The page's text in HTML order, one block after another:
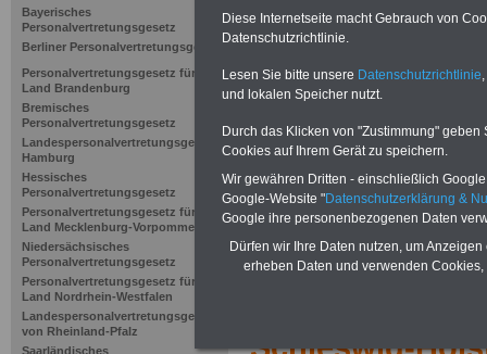
Bayerisches
Personalvertretungsgesetz
Berliner Personalvertretungsgesetz
Personalvertretungsgesetz für das
Land Brandenburg
Bremisches
Personalvertretungsgesetz
Landespersonalvertretungsgesetz
Hamburg
Hessisches
Personalvertretungsgesetz
Personalvertretungsgesetz für das
Land Mecklenburg-Vorpommern
Niedersächsisches
Personalvertretungsgesetz
Personalvertretungsgesetz für das
Land Nordrhein-Westfalen
Landespersonalvertretungsgesetz
von Rheinland-Pfalz
Saarländisches
Zur Übersicht
Diese Internetseite macht Gebrauch von
Datenschutzrichtlinie.
Lesen Sie bitte unsere Datenschutzrichtlinie
und lokalen Speicher nutzt.
Durch das Klicken von "Zustimmung"
Cookies auf Ihrem Gerät zu speichern.
Wir gewähren Dritten - einschließlich
Google-Website "Datenschutzerklärung &
Google ihre personenbezogenen Daten
Dürfen wir Ihre Daten nutzen, um
erheben Daten und verwenden